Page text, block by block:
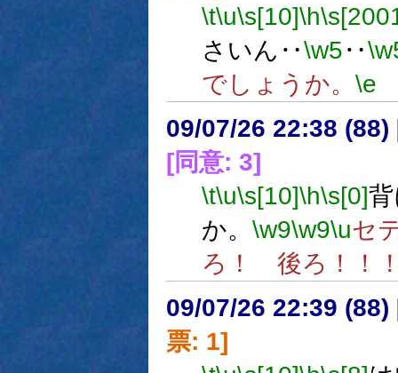
\t\u\s[10]\h
さいん‥\w5‥
でしょうか。 \e
09/07/26 22:38 (88)
[同意: 3]
\t\u\s[10]\h\s[0]
か。 \w9\w9\uセ
ろ！ 後ろ！！
09/07/26 22:39 (88)
票: 1]